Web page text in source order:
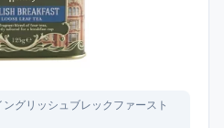
ングリッシュブレックファースト